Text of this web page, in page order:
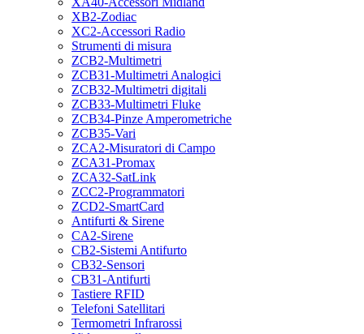
XB2-Zodiac
XC2-Accessori Radio
Strumenti di misura
ZCB2-Multimetri
ZCB31-Multimetri Analogici
ZCB32-Multimetri digitali
ZCB33-Multimetri Fluke
ZCB34-Pinze Amperometriche
ZCB35-Vari
ZCA2-Misuratori di Campo
ZCA31-Promax
ZCA32-SatLink
ZCC2-Programmatori
ZCD2-SmartCard
Antifurti & Sirene
CA2-Sirene
CB2-Sistemi Antifurto
CB32-Sensori
CB31-Antifurti
Tastiere RFID
Telefoni Satellitari
Termometri Infrarossi